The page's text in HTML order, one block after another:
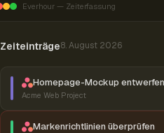
Everhour — Zeiterfassung
Zeiteinträge8. August 2026
Homepage-Mockup entwerfen
Acme Web Project
Markenrichtlinien überprüfen